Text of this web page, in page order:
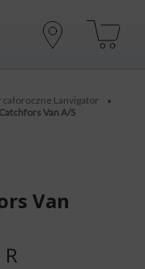
całoroczne Lanvigator •
Van A/S
Van